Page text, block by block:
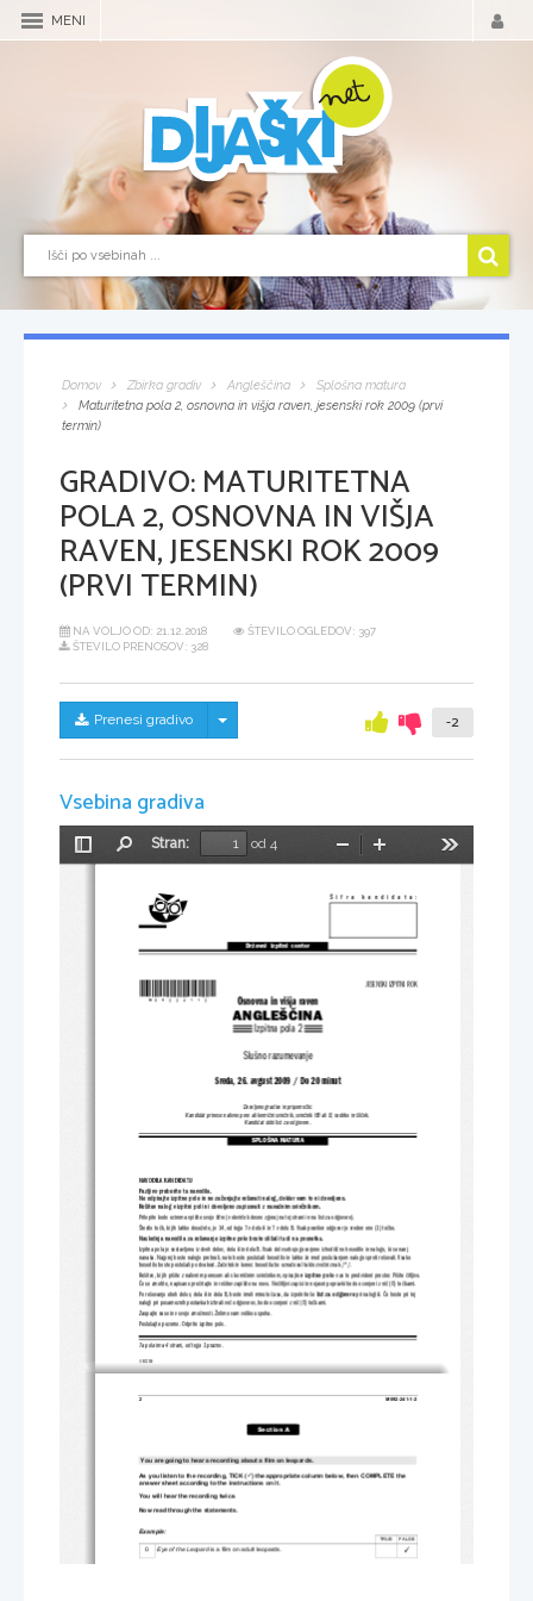
MENI
Domov Zbirka gradiv Angleščina
Splošna matura
Maturitetna pola 2, osnovna in višja raven, jesenski rok 2009 (prvi
termin)
GRADIVO:MATURITETNA
POLA 2, OSNOVNA IN VIŠJA
RAVEN, JESENSKI ROK 2009
(PRVI TERMIN)
NA VOLJO OD: 21.12.2018
ŠTEVILO OGLEDOV: 397
ŠTEVILO PRENOSOV: 328
Prenesi gradivo Skrij/prikaži meni -2
Vsebina gradiva
Preklopi
Stran:
od 4
Pomanjšaj
Izpitna pola 2
Slušno razumevanje
Dovoljeno gradivo in pripomočki:
Kandidat prinese nalivno pero ali kemični svinčnik, svinčnik HB ali B, radirko in šilček.
Kandidat dobi list za odgovore.
ANGLEŠČINA
Ta pola ima 4 strani, od tega 1 prazno.
JESENSKI IZPITNI ROK
Sreda, 26. avgust 2009 / Do 20 minut
Osnovna in višja raven
Državni  izpitni  center
SPLOŠNA MATURA
NAVODILA KANDIDATU
Pazljivo preberite ta navodila.
Ne odpirajte izpitne pole in ne začenjajte reševati nalog, dokler vam to ni dovoljeno.
Rešitev nalog v izpitni poli ni dovoljeno zapisovati z navadnim svinčnikom.
Prilepite kodo oziroma vpišite svojo šifro (v okvirček desno zgoraj na tej strani in na list za odgovore).
Število točk, ki jih lahko dosežete, je 14, od tega 7 v delu A in 7 v delu B. Vsak pravilen odgovor je vreden eno (1) točko.
Naslednja navodila za reševanje izpitne pole boste slišali tudi na posnetku.
Izpitna pola je sestavljena iz dveh delov, dela A in dela B. Vsak del vsebuje govorjeno izhodiščno besedilo in nalogo, ki se nanj
nanaša. Najprej boste nalogo prebrali, nato boste poslušali besedilo in lahko že med poslušanjem nalogo sproti reševali. Vsako
besedilo boste poslušali po dvakrat. Začetek in konec besedila bo označeval takle zvočni znak /*/.
Rešitve, ki jih pišite z nalivnim peresom ali s kemičnim svinčnikom, vpisujte v izpitno polo v za to predvideni prostor. Pišite čitljivo.
Če se zmotite, napisano prečrtajte in rešitev zapišite na novo. Nečitljivi zapisi in nejasni popravki bodo ocenjeni z nič (0) točkami.
Po reševanju obeh delov, dela A in dela B, boste imeli minuto časa, da izpolnite še list za odgovore pri nalogi A. Če boste pri tej
nalogi pri posameznih postavkah izbrali več odgovorov, bodo ocenjeni z nič (0) točkami.
Zaupajte vase in v svoje zmožnosti. Želimo vam veliko uspeha.
Poslušajte pozorno. Odprite izpitno polo.
© RIC 2009
Šifra  kandidata:
2 M092-241-1-2
Section A
You are going to hear a recording about a film on leopards.
As you listen to the recording, TICK (9) the appropriate column below, then COMPLETE the
answer sheet according to the instructions on it.
You will hear the recording twice.
Now read through the statements.
Example:
TRUE     FALSE
0. Eye of the Leopard is a film on adult leopards. 9